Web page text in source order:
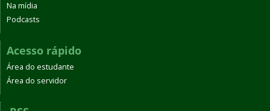
Na mídia
Podcasts
Acesso rápido
Área do estudante
Área do servidor